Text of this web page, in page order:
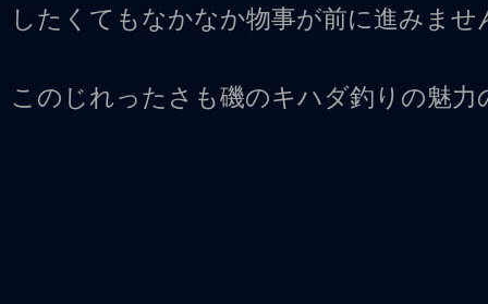
したくてもなかなか物事が前に進みませ
このじれったさも磯のキハダ釣りの魅